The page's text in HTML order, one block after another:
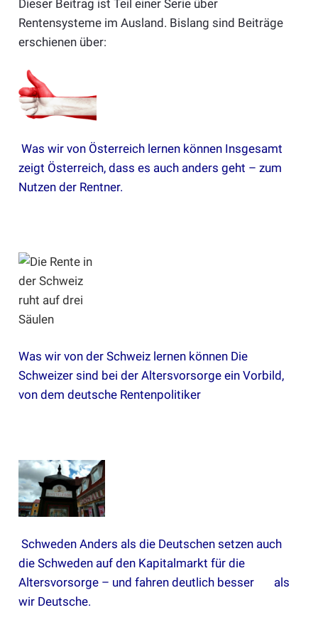
Dieser Beitrag ist Teil einer Serie über
Rentensysteme im Ausland. Bislang sind Beiträge
erschienen über:
Was wir von Österreich lernen können Insgesamt
zeigt Österreich, dass es auch anders geht – zum
Nutzen der Rentner.
Was wir von der Schweiz lernen könnenDie
Schweizer sind bei der Altersvorsorge ein Vorbild,
von dem deutsche Rentenpolitiker
SchwedenAnders als die Deutschen setzen auch
die Schweden auf den Kapitalmarkt für die
Altersvorsorge – und fahren deutlich besser als
wir Deutsche.